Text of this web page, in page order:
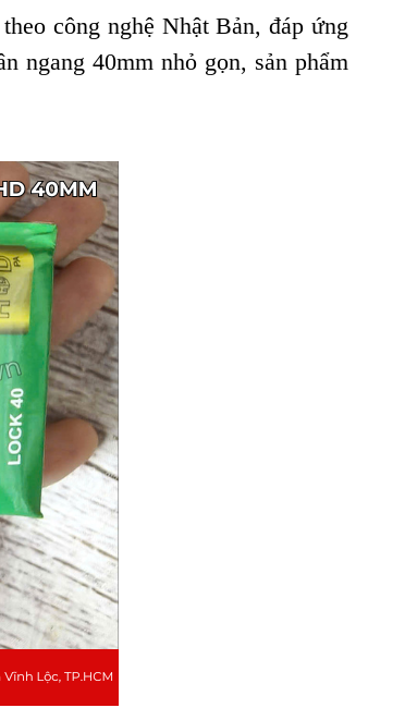
công nghệ Nhật Bản, đáp ứng
ngang 40mm nhỏ gọn, sản phẩm